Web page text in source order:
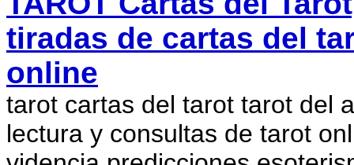
tiradas de cartas del
online
tarot cartas del tarot tarot del
lectura y consultas de tarot